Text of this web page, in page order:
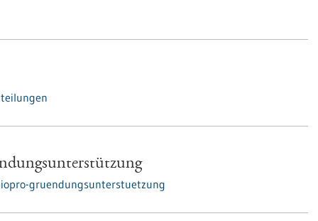
gruendungsunterstuetzung